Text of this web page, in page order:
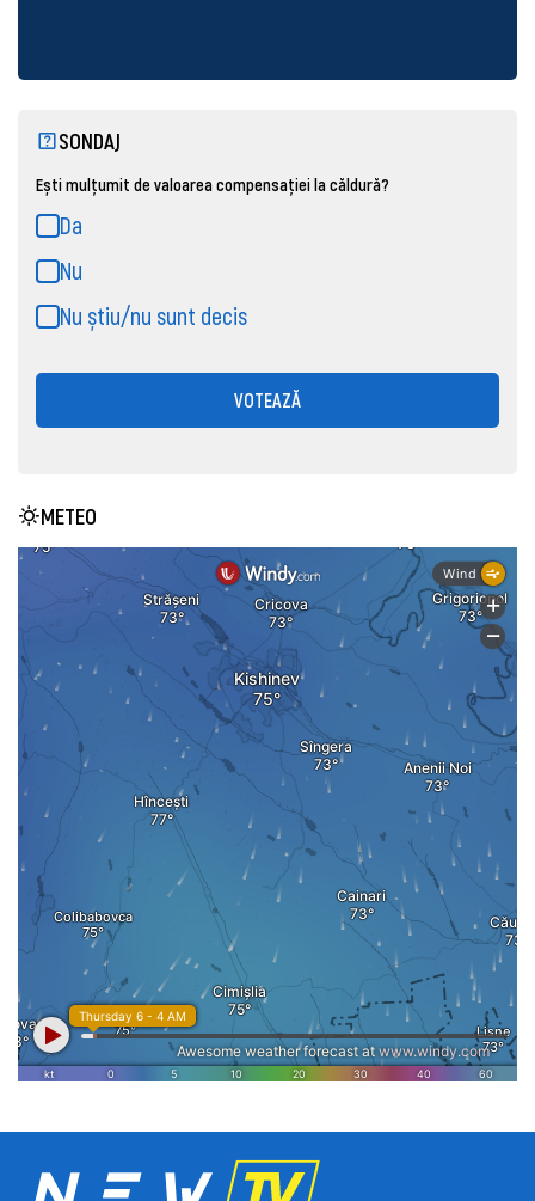
SONDAJ
Ești mulțumit de valoarea compensației la căldură?
Da
Nu
Nu știu/nu sunt decis
VOTEAZĂ
METEO